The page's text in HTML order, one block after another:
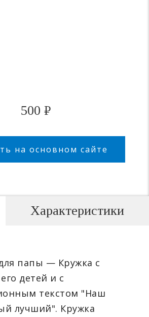
500 ₽
на основном сайте
папы — Кружка с
детей и с
текстом "Наш
лучший". Кружка
Характеристики